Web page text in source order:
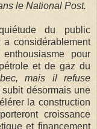
le National Post.
du public
consi­dé­ra­blement
pour
et de gaz du
mais il refuse
désormais une
la construction
croissance
et financement